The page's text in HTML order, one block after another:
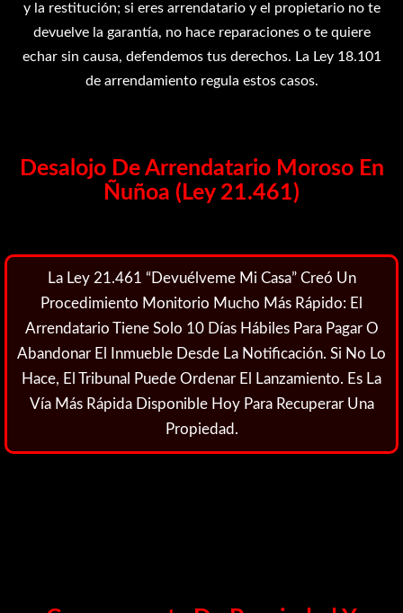
y la restitución; si eres arrendatario y el propietario no te
devuelve la garantía, no hace reparaciones o te quiere
echar sin causa, defendemos tus derechos. La Ley 18.101
de arrendamiento regula estos casos.
Desalojo De Arrendatario Moroso En
Ñuñoa (Ley 21.461)
La Ley 21.461 “Devuélveme Mi Casa” Creó Un
Procedimiento Monitorio Mucho Más Rápido: El
Arrendatario Tiene Solo 10 Días Hábiles Para Pagar O
Abandonar El Inmueble Desde La Notificación. Si No Lo
Hace, El Tribunal Puede Ordenar El Lanzamiento. Es La
Vía Más Rápida Disponible Hoy Para Recuperar Una
Propiedad.